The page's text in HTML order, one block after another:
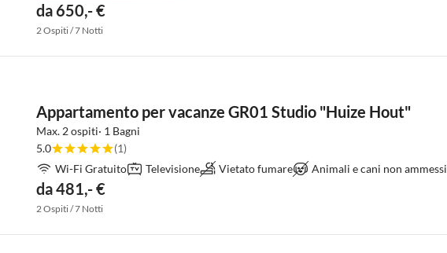
da 650,- €
2 Ospiti / 7 Notti
Appartamento per vacanze GR01 Studio "Huize Hout"
Max. 2 ospiti· 1 Bagni
5.0
(1)
Wi-Fi Gratuito
Televisione Vietato fumare Animali e cani non ammessi
da 481,- €
2 Ospiti / 7 Notti